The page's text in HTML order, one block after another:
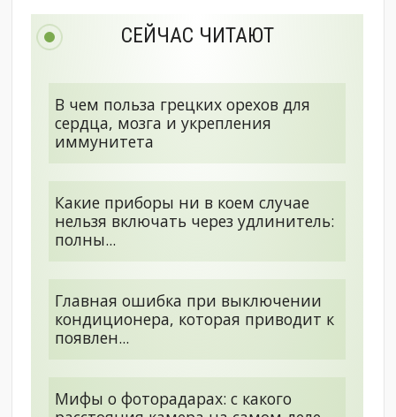
СЕЙЧАС ЧИТАЮТ
В чем польза грецких орехов для
сердца, мозга и укрепления
иммунитета
Какие приборы ни в коем случае
нельзя включать через удлинитель:
полны...
Главная ошибка при выключении
кондиционера, которая приводит к
появлен...
Мифы о фоторадарах: с какого